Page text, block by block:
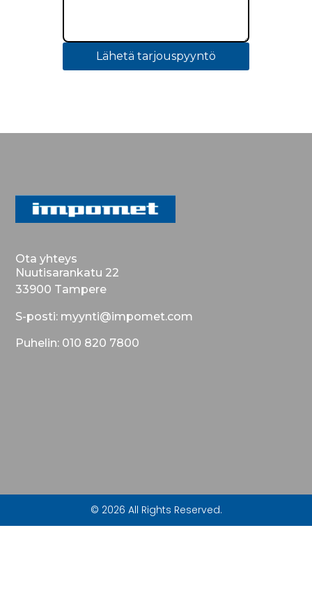
Lähetä tarjouspyyntö
Ota yhteys
Nuutisarankatu 22
33900 Tampere
S-posti: myynti@impomet.com
Puhelin: 010 820 7800
© 2026 All Rights Reserved.